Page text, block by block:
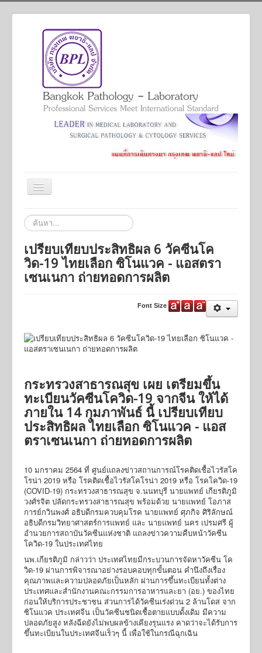
สลับ
เน
เก
ชั่น
Home
Academic And Professional
Activities
นโยบายคุ้มครองข้อมูลส่วนบุคคล
นโยบายการคุ้มครองข้อมูลส่วนบุคคล การบริการ Online
ค้นหา...
เปรียบเทียบประสิทธิผล 6 วัคซีนโค
วิด-19 ไทยเลือก ซิโนแวค - แอสตรา
เซนเนกา ถ่ายทอดการผลิต
Font Size
กระทรวงสาธารณสุข เผย เตรียมขึ้น
ทะเบียนวัคซีนโควิด-19 จากจีน ให้ได้
ภายใน 14 กุมภาพันธ์ นี้ เปรียบเทียบ
ประสิทธิผล ไทยเลือก ซิโนแวค - แอส
ตราเซนเนกา ถ่ายทอดการผลิต
10 มกราคม 2564 ที่ ศูนย์แถลงข่าวสถานการณ์โรคติดเชื้อไวรัสโค
โรน่า 2019 หรือ โรคติดเชื้อไวรัสโคโรน่า 2019 หรือ โรคโควิด-19
(COVID-19) กระทรวงสาธารณสุข จ.นนทบุรี นายแพทย์ เกียรติภูมิ
วงศ์รจิต ปลัดกระทรวงสาธารณสุข พร้อมด้วย นายแพทย์ โอภาส
การย์กวินพงศ์ อธิบดีกรมควบคุมโรค นายแพทย์ ศุภกิจ ศิริลักษณ์
อธิบดีกรมวิทยาศาสตร์การแพทย์ และ นายแพทย์ นคร เปรมศรี ผู้
อำนวยการสถาบันวัคซีนแห่งชาติ แถลงข่าวความคืบหน้าวัคซีน
โควิด-19 ในประเทศไทย
นพ.เกียรติภูมิ กล่าวว่า ประเทศไทยมีกระบวนการจัดหาวัคซีน โค
วิด-19 ผ่านการพิจารณาอย่างรอบคอบทุกขั้นตอน คำนึงถึงเรื่อง
คุณภาพและความปลอดภัยเป็นหลัก ผ่านการขึ้นทะเบียนทั้งต่าง
ประเทศและสำนักงานคณะกรรมการอาหารและยา (อย.) ของไทย
ก่อนให้บริการประชาชน ส่วนการได้วัคซีนเร่งด่วน 2 ล้านโดส จาก
ซิโนแวค ประเทศจีน เป็นวัคซีนชนิดเชื้อตายแบบดั้งเดิม มีความ
ปลอดภัยสูง หลังฉีดยังไม่พบผลข้างเคียงรุนแรง คาดว่าจะได้รับการ
ขึ้นทะเบียนในประเทศจีนเร็วๆ นี้ เพื่อใช้ในกรณีฉุกเฉิน